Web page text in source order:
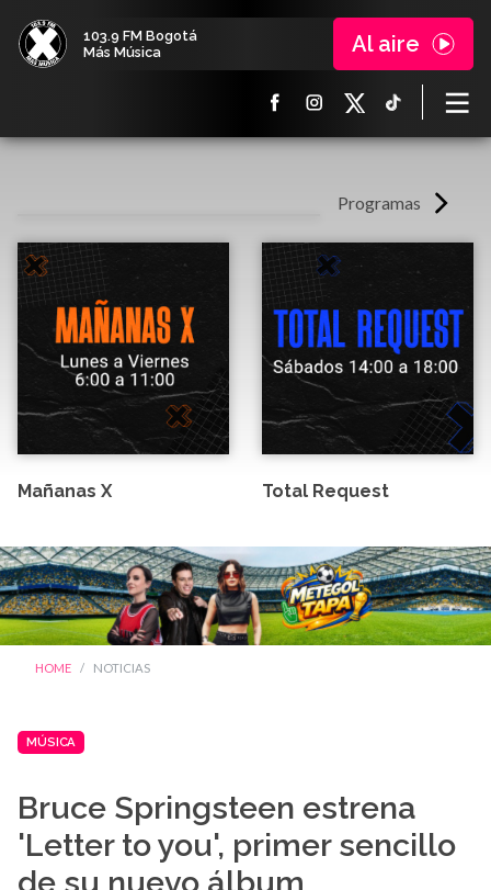
103.9 FM Bogotá
Más Música
Al aire
Programas
Mañanas X Total Request
HOME NOTICIAS
MÚSICA
Bruce Springsteen estrena
'Letter to you', primer sencillo